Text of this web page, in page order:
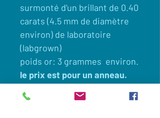
surmonté d'un brillant de 0.40
carats (4.5 mm de diamètre
environ) de laboratoire
(labgrown)
poids or: 3 grammes environ.
le prix est pour un anneau.
taille en stock pour chacun